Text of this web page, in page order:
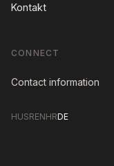
Kontakt
CONNECT
Contact information
HUSRENHRDE